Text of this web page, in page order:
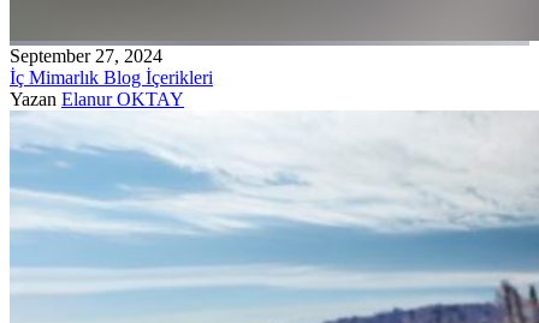
September 27, 2024
İç Mimarlık Blog İçerikleri
Yazan Elanur OKTAY